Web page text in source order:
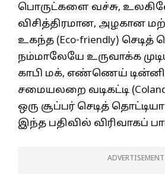
பொருட்களை வச்சு,
விசித்திரமான, அழகான
உகந்த (Eco-friendly)
நம்மாலேயே உருவாக்க
காபி மக், எண்ணெய்
சமையலறை வடிகட்டி
ஒரு சூப்பர் செடித்
இந்த பதிவில் விரிவாகப்
ADVERTISEMENT